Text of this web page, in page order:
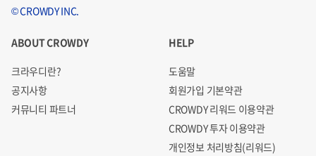
© CROWDY INC.
ABOUT CROWDY
크라우디란?
공지사항
커뮤니티 파트너
HELP
도움말
회원가입 기본약관
CROWDY 리워드 이용약관
CROWDY 투자 이용약관
개인정보 처리방침(리워드)